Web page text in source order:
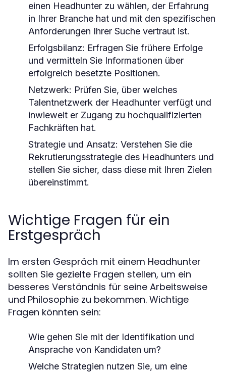
einen Headhunter zu wählen, der Erfahrung
in Ihrer Branche hat und mit den spezifischen
Anforderungen Ihrer Suche vertraut ist.
Erfolgsbilanz: Erfragen Sie frühere Erfolge
und vermitteln Sie Informationen über
erfolgreich besetzte Positionen.
Netzwerk: Prüfen Sie, über welches
Talentnetzwerk der Headhunter verfügt und
inwieweit er Zugang zu hochqualifizierten
Fachkräften hat.
Strategie und Ansatz: Verstehen Sie die
Rekrutierungsstrategie des Headhunters und
stellen Sie sicher, dass diese mit Ihren Zielen
übereinstimmt.
Wichtige Fragen für ein
Erstgespräch
Im ersten Gespräch mit einem Headhunter
sollten Sie gezielte Fragen stellen, um ein
besseres Verständnis für seine Arbeitsweise
und Philosophie zu bekommen. Wichtige
Fragen könnten sein:
Wie gehen Sie mit der Identifikation und
Ansprache von Kandidaten um?
Welche Strategien nutzen Sie, um eine